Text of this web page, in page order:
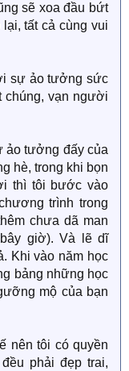
sẽ xoa đầu bứt
tất cả cùng vui
sự ảo tưởng sức
chúng, vạn người
ảo tưởng đấy của
hè, trong khi bọn
thì tôi bước vào
trình trong
chưa dã man
giờ). Và lẽ dĩ
Khi vào năm học
bảng những học
mộ của bạn
nên tôi có quyền
phải đẹp trai,